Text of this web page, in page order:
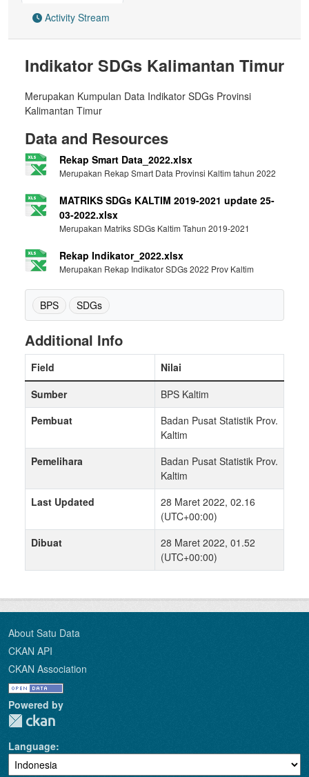
Activity Stream
Indikator SDGs Kalimantan Timur
Merupakan Kumpulan Data Indikator SDGs Provinsi
Kalimantan Timur
Data and Resources
Rekap Smart Data_2022.xlsx
Merupakan Rekap Smart Data Provinsi Kaltim tahun 2022
MATRIKS SDGs KALTIM 2019-2021 update 25-
03-2022.xlsx
Merupakan Matriks SDGs Kaltim Tahun 2019-2021
Rekap Indikator_2022.xlsx
Merupakan Rekap Indikator SDGs 2022 Prov Kaltim
BPS SDGs
Additional Info
Field
Nilai
Sumber
BPS Kaltim
Pembuat
Badan Pusat Statistik Prov.
Kaltim
Pemelihara
Badan Pusat Statistik Prov.
Kaltim
Last Updated
28 Maret 2022, 02.16
(UTC+00:00)
Dibuat
28 Maret 2022, 01.52
(UTC+00:00)
About Satu Data
CKAN API
CKAN Association
Powered by
Language